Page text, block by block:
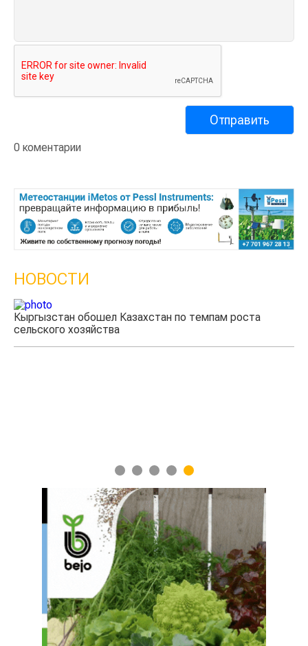
0 коментарии
НОВОСТИ
Казахстанские фермеры заработали $35 млн на
экспорте чечевицы
1 2 3 4 5